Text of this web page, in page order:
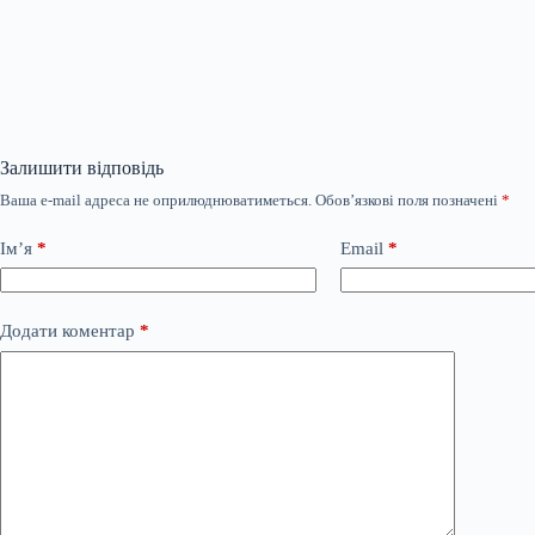
Залишити відповідь
Ваша e-mail адреса не оприлюднюватиметься. Обов’язкові поля позначені *
Ім’я * Email *
Додати коментар *